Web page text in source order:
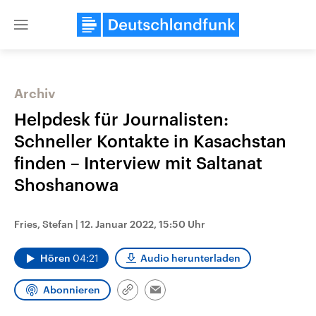
Close
Landtagswahl Sachsen-Anhalt
2026
Alle Informationen
Sachsen-Anhalt wählt am 6.
September 2026 einen neuen
Landtag. Seit 2021 wird das
USA
Aktuelle Beiträge,
Hintergründe
Archiv
Helpdesk für Journalisten:
Schneller Kontakte in Kasachstan
finden – Interview mit Saltanat
Shoshanowa
Fries, Stefan | 12. Januar 2022, 15:50 Uhr
Hören 04:21 Audio herunterladen
Abonnieren
Link
Email